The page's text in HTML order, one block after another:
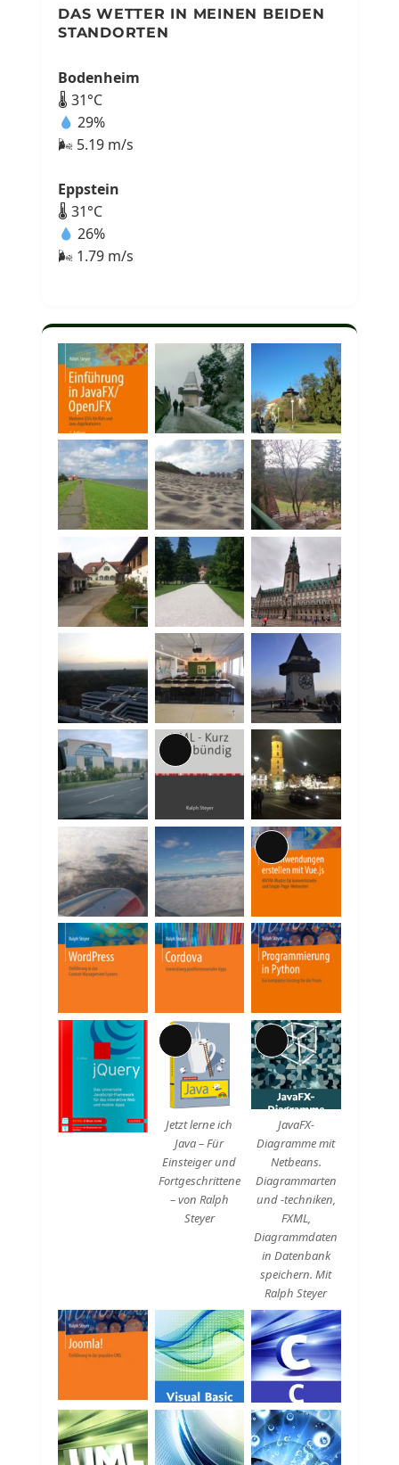
DAS WETTER IN MEINEN BEIDEN
STANDORTEN
Bodenheim
🌡 31°C
29%
🌬 5.19 m/s
Eppstein
🌡 31°C
26%
🌬 1.79 m/s
Lange
Beschreibung
Lange
Beschreibung
Lange
Beschreibung
Jetzt lerne ich
Java – Für
Einsteiger und
Fortgeschrittene
– von Ralph
Steyer
Lange
Beschreibung
JavaFX-
Diagramme mit
Netbeans.
Diagrammarten
und -techniken,
FXML,
Diagrammdaten
in Datenbank
speichern. Mit
Ralph Steyer